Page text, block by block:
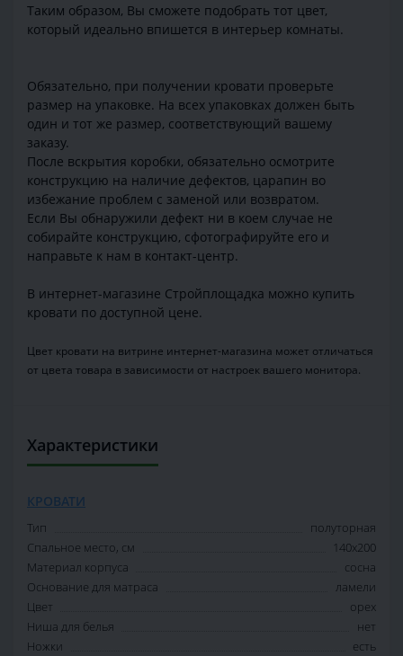
Таким образом, Вы сможете подобрать тот цвет,
который идеально впишется в интерьер комнаты.
Обязательно, при получении кровати проверьте
размер на упаковке. На всех упаковках должен быть
один и тот же размер, соответствующий вашему
заказу.
После вскрытия коробки, обязательно осмотрите
конструкцию на наличие дефектов, царапин во
избежание проблем с заменой или возвратом.
Если Вы обнаружили дефект ни в коем случае не
собирайте конструкцию, сфотографируйте его и
направьте к нам в контакт-центр.
В интернет-магазине Стройплощадка можно купить
кровати по доступной цене.
Цвет кровати на витрине интернет-магазина может отличаться
от цвета товара в зависимости от настроек вашего монитора.
Характеристики
КРОВАТИ
Тип
полуторная
Спальное место, см
140х200
Материал корпуса
сосна
Основание для матраса
ламели
Цвет
орех
Ниша для белья
нет
Ножки
есть